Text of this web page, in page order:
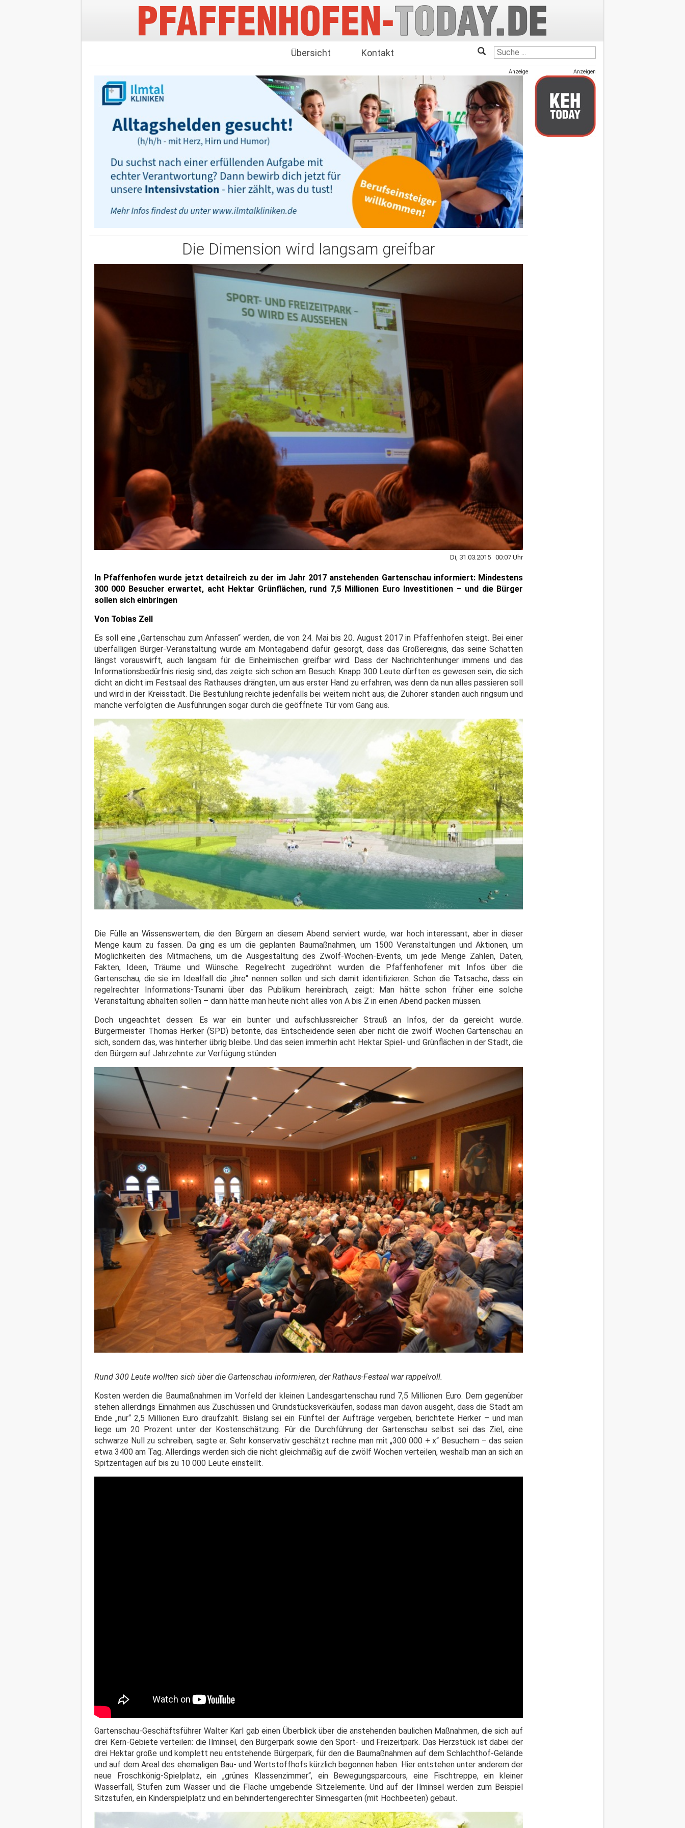
Übersicht Kontakt
Anzeige
Die Dimension wird langsam greifbar
Di, 31.03.2015 00:07 Uhr
In Pfaffenhofen wurde jetzt detailreich zu der im Jahr 2017 anstehenden Gartenschau informiert: Mindestens
300 000 Besucher erwartet, acht Hektar Grünflächen, rund 7,5 Millionen Euro Investitionen – und die Bürger
sollen sich einbringen
Von Tobias Zell
Es soll eine „Gartenschau zum Anfassen“ werden, die von 24. Mai bis 20. August 2017 in Pfaffenhofen steigt. Bei einer
überfälligen Bürger-Veranstaltung wurde am Montagabend dafür gesorgt, dass das Großereignis, das seine Schatten
längst vorauswirft, auch langsam für die Einheimischen greifbar wird. Dass der Nachrichtenhunger immens und das
Informationsbedürfnis riesig sind, das zeigte sich schon am Besuch: Knapp 300 Leute dürften es gewesen sein, die sich
dicht an dicht im Festsaal des Rathauses drängten, um aus erster Hand zu erfahren, was denn da nun alles passieren soll
und wird in der Kreisstadt. Die Bestuhlung reichte jedenfalls bei weitem nicht aus; die Zuhörer standen auch ringsum und
manche verfolgten die Ausführungen sogar durch die geöffnete Tür vom Gang aus.
Die Fülle an Wissenswertem, die den Bürgern an diesem Abend serviert wurde, war hoch interessant, aber in dieser
Menge kaum zu fassen. Da ging es um die geplanten Baumaßnahmen, um 1500 Veranstaltungen und Aktionen, um
Möglichkeiten des Mitmachens, um die Ausgestaltung des Zwölf-Wochen-Events, um jede Menge Zahlen, Daten,
Fakten, Ideen, Träume und Wünsche. Regelrecht zugedröhnt wurden die Pfaffenhofener mit Infos über die
Gartenschau, die sie im Idealfall die „ihre“ nennen sollen und sich damit identifizieren. Schon die Tatsache, dass ein
regelrechter Informations-Tsunami über das Publikum hereinbrach, zeigt: Man hätte schon früher eine solche
Veranstaltung abhalten sollen – dann hätte man heute nicht alles von A bis Z in einen Abend packen müssen.
Doch ungeachtet dessen: Es war ein bunter und aufschlussreicher Strauß an Infos, der da gereicht wurde.
Bürgermeister Thomas Herker (SPD) betonte, das Entscheidende seien aber nicht die zwölf Wochen Gartenschau an
sich, sondern das, was hinterher übrig bleibe. Und das seien immerhin acht Hektar Spiel- und Grünflächen in der Stadt, die
den Bürgern auf Jahrzehnte zur Verfügung stünden.
Rund 300 Leute wollten sich über die Gartenschau informieren, der Rathaus-Festaal war rappelvoll.
Kosten werden die Baumaßnahmen im Vorfeld der kleinen Landesgartenschau rund 7,5 Millionen Euro. Dem gegenüber
stehen allerdings Einnahmen aus Zuschüssen und Grundstücksverkäufen, sodass man davon ausgeht, dass die Stadt am
Ende „nur“ 2,5 Millionen Euro draufzahlt. Bislang sei ein Fünftel der Aufträge vergeben, berichtete Herker – und man
liege um 20 Prozent unter der Kostenschätzung. Für die Durchführung der Gartenschau selbst sei das Ziel, eine
schwarze Null zu schreiben, sagte er. Sehr konservativ geschätzt rechne man mit „300 000 + x“ Besuchern – das seien
etwa 3400 am Tag. Allerdings werden sich die nicht gleichmäßig auf die zwölf Wochen verteilen, weshalb man an sich an
Spitzentagen auf bis zu 10 000 Leute einstellt.
Gartenschau-Geschäftsführer Walter Karl gab einen Überblick über die anstehenden baulichen Maßnahmen, die sich auf
drei Kern-Gebiete verteilen: die Ilminsel, den Bürgerpark sowie den Sport- und Freizeitpark. Das Herzstück ist dabei der
drei Hektar große und komplett neu entstehende Bürgerpark, für den die Baumaßnahmen auf dem Schlachthof-Gelände
und auf dem Areal des ehemaligen Bau- und Wertstoffhofs kürzlich begonnen haben. Hier entstehen unter anderem der
neue Froschkönig-Spielplatz, ein „grünes Klassenzimmer“, ein Bewegungsparcours, eine Fischtreppe, ein kleiner
Wasserfall, Stufen zum Wasser und die Fläche umgebende Sitzelemente. Und auf der Ilminsel werden zum Beispiel
Sitzstufen, ein Kinderspielplatz und ein behindertengerechter Sinnesgarten (mit Hochbeeten) gebaut.
Anzeigen